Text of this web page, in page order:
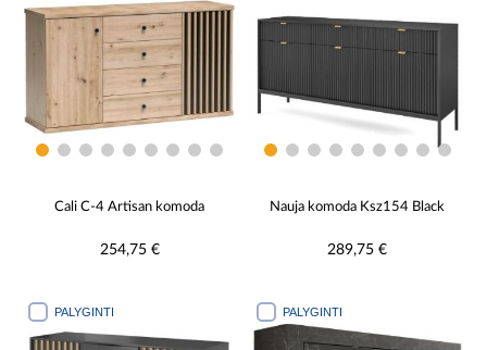
Cali C-4 Artisan komoda
254,75 €
Nauja komoda Ksz154 Black
289,75 €
PALYGINTI PALYGINTI